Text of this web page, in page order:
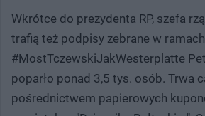
Wkrótce do prezydenta RP, szefa
trafią też podpisy zebrane w
#MostTczewskiJakWesterplatte
poparło ponad 3,5 tys. osób. Trwa
pośrednictwem papierowych